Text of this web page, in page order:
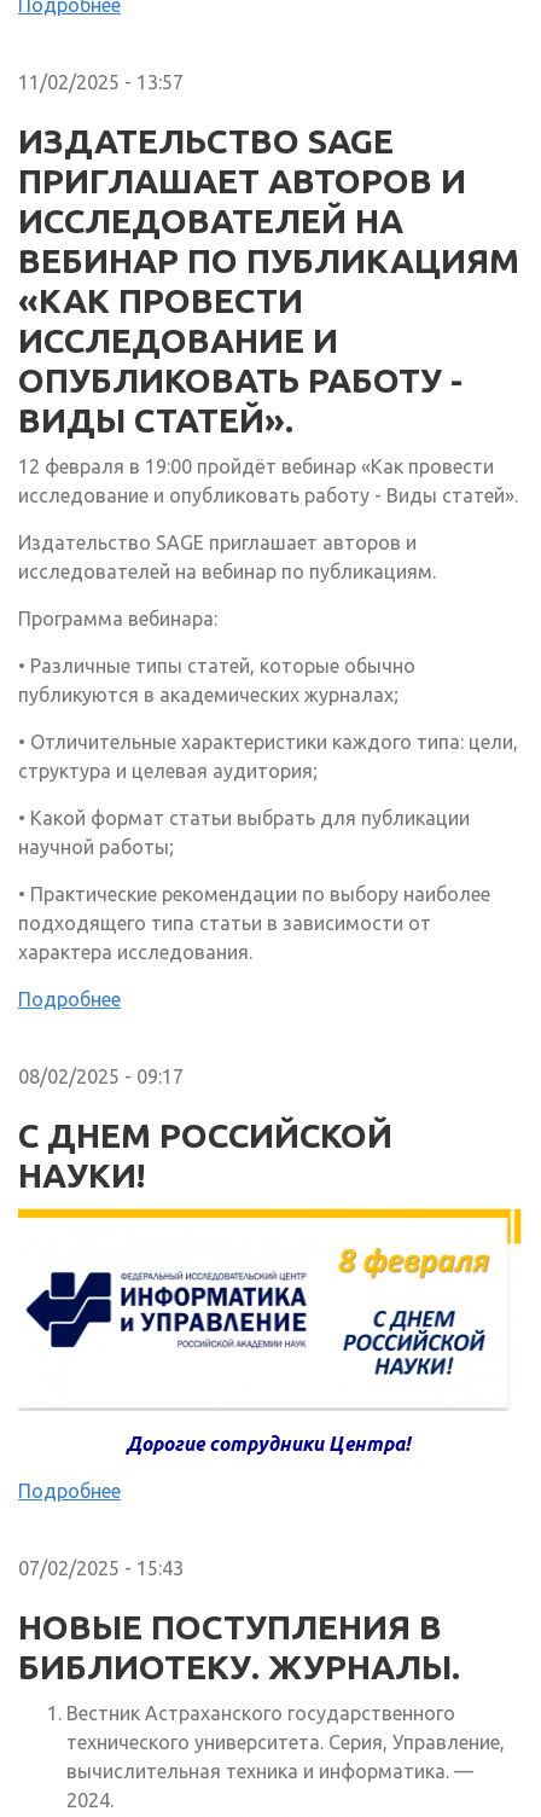
Подробнее
11/02/2025 - 13:57
ИЗДАТЕЛЬСТВО SAGE
ПРИГЛАШАЕТ АВТОРОВ И
ИССЛЕДОВАТЕЛЕЙ НА
ВЕБИНАР ПО ПУБЛИКАЦИЯМ
«КАК ПРОВЕСТИ
ИССЛЕДОВАНИЕ И
ОПУБЛИКОВАТЬ РАБОТУ -
ВИДЫ СТАТЕЙ».
12 февраля в 19:00 пройдёт вебинар «Как провести
исследование и опубликовать работу - Виды статей».
Издательство SAGE приглашает авторов и
исследователей на вебинар по публикациям.
Программа вебинара:
• Различные типы статей, которые обычно
публикуются в академических журналах;
• Отличительные характеристики каждого типа: цели,
структура и целевая аудитория;
• Какой формат статьи выбрать для публикации
научной работы;
• Практические рекомендации по выбору наиболее
подходящего типа статьи в зависимости от
характера исследования.
Подробнее
08/02/2025 - 09:17
С ДНЕМ РОССИЙСКОЙ
НАУКИ!
Дорогие сотрудники Центра!
Подробнее
07/02/2025 - 15:43
НОВЫЕ ПОСТУПЛЕНИЯ В
БИБЛИОТЕКУ. ЖУРНАЛЫ.
Вестник Астраханского государственного
технического университета. Серия, Управление,
вычислительная техника и информатика. —
2024.